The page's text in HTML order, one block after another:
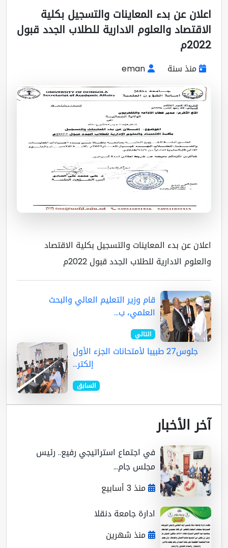
عن بدء المعاينات والتسجيل بكلية
والعلوم الادارية للطلاب الجدد قبول
منذ سنة eman
عن بدء المعاينات والتسجيل بكلية الاقتصاد
الادارية للطلاب الجدد قبول 2022م
قام وزير التعليم العالي والبحث
العلمي، ب...
التالي
جلوس27 طبيبا لأمتحانات الجزء الأول
السابق
الأخبار
في اجتماع استراتيجي رفيع.. رئيس
مجلس جام...
منذ 3 أسابيع
ادارة جامعة دنقلا
منذ شهرين